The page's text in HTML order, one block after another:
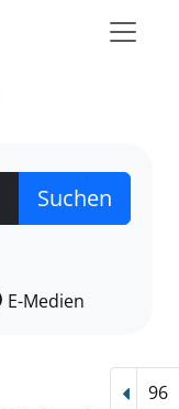
Sie suchen wollen.
E-Medien
96